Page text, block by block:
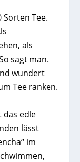
Sorten Tee.
als
sagt man.
wundert
Tee ranken.
das edle
lässt
im